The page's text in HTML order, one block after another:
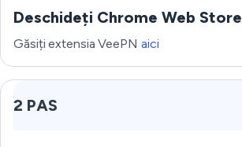
Deschideți Chrome Web Store
Găsiți extensia VeePN aici
2 PAS